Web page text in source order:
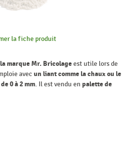
la fiche produit
marque Mr. Bricolageest utile lors de
avec un liant comme la chaux ou le
de 0 à 2 mm. Il est vendu en palette de